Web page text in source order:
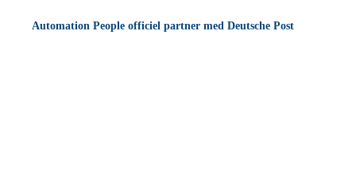
Automation People officiel partner med Deutsche Post